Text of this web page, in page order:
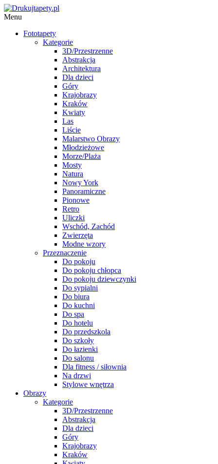
Menu
Fototapety
Kategorie
3D/Przestrzenne
Abstrakcja
Architektura
Dla dzieci
Góry
Krajobrazy
Kraków
Kwiaty
Las
Liście
Malarstwo Obrazy
Młodzieżowe
Morze/Plaża
Mosty
Natura
Nowy York
Panoramiczne
Pionowe
Retro
Uliczki
Wschód, Zachód
Zwierzęta
Modne wzory
Przeznaczenie
Do pokoju
Do pokoju chłopca
Do pokoju dziewczynki
Do sypialni
Do biura
Do kuchni
Do spa
Do hotelu
Do przedszkola
Do szkoły
Do łazienki
Do salonu
Dla fitness / siłownia
Na drzwi
Stylowe wnętrza
Obrazy
Kategorie
3D/Przestrzenne
Abstrakcja
Dla dzieci
Góry
Krajobrazy
Kraków